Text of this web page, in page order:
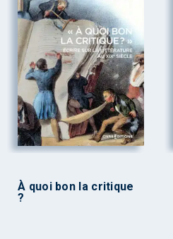
À quoi bon la critique
?